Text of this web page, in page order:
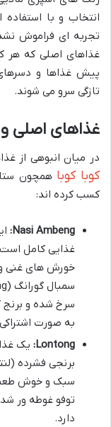
انتخاب و با
تجربه ای فراموش
غذاهای اصلی که هر
پیش غذاها و دسرهای
تازگی سرو می شوند.
غذاهای اصلی
در میان انبوهی از
کوبا کوبا همچون
کسب کرده اند:
Nasi Ambeng:
غذایی کامل
به صورت
Lontong: یک
برنجی فشرده
سبک و خوش طعم
توفو غوطه ور
دارد.